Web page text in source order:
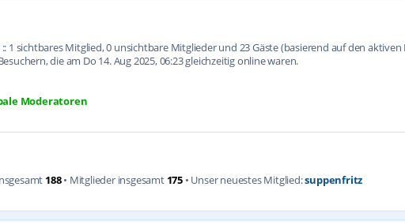
1 sichtbares Mitglied, 0 unsichtbare Mitglieder und 23 Gäste (basierend auf den
die am Do 14. Aug 2025, 06:23 gleichzeitig online waren.
Moderatoren
188• Mitglieder insgesamt 175 • Unser neuestes Mitglied:suppenfritz